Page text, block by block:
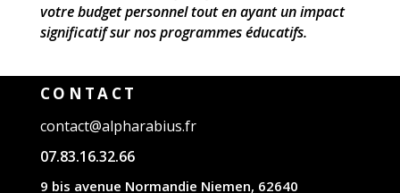
votre budget personnel tout en ayant un impact
significatif sur nos programmes éducatifs.
CONTACT
contact@alpharabius.fr
07.83.16.32.66
9 bis avenue Normandie Niemen, 62640